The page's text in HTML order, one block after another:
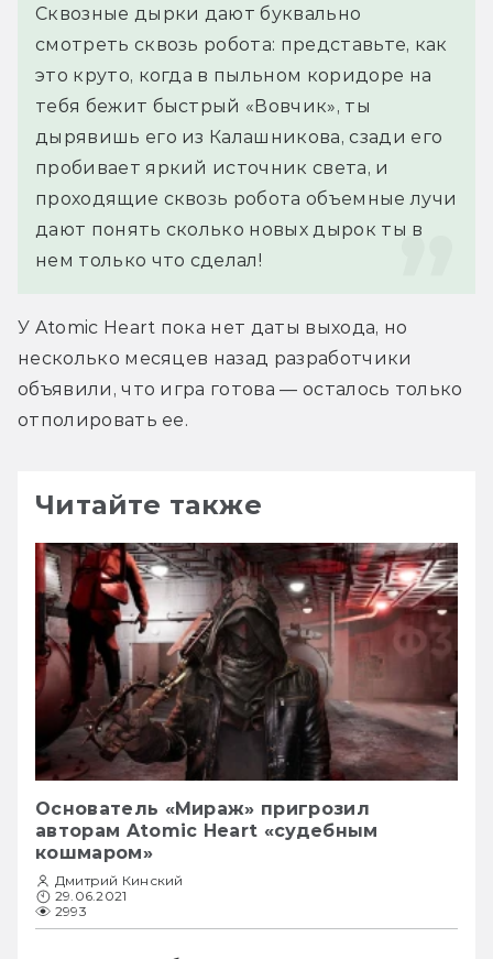
Сквозные дырки дают буквально
смотреть сквозь робота: представьте, как
это круто, когда в пыльном коридоре на
тебя бежит быстрый «Вовчик», ты
дырявишь его из Калашникова, сзади его
пробивает яркий источник света, и
проходящие сквозь робота объемные лучи
дают понять сколько новых дырок ты в
нем только что сделал!
У Atomic Heart пока нет даты выхода, но
несколько месяцев назад разработчики
объявили, что игра готова — осталось только
отполировать ее.
Читайте также
Основатель «Мираж» пригрозил
авторам Atomic Heart «судебным
кошмаром»
Дмитрий Кинский
29.06.2021
2993